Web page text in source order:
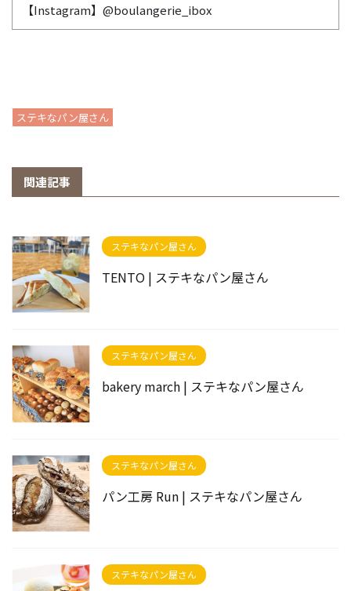
【Instagram】@boulangerie_ibox
ステキなパン屋さん
関連記事
ステキなパン屋さん
TENTO | ステキなパン屋さん
ステキなパン屋さん
bakery march | ステキなパン屋さん
ステキなパン屋さん
パン工房 Run | ステキなパン屋さん
ステキなパン屋さん